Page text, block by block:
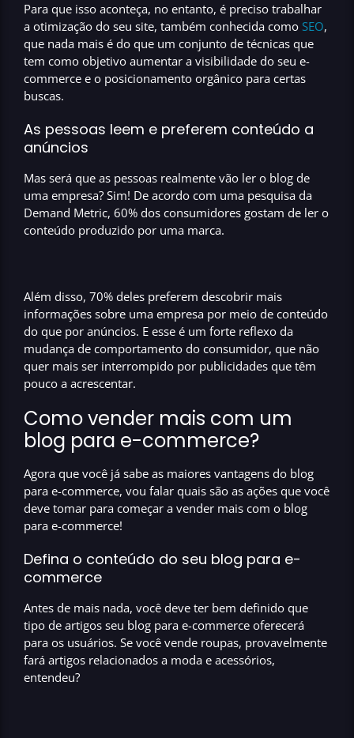
Para que isso aconteça, no entanto, é preciso trabalhar
a otimização do seu site, também conhecida como SEO,
que nada mais é do que um conjunto de técnicas que
tem como objetivo aumentar a visibilidade do seu e-
commerce e o posicionamento orgânico para certas
buscas.
As pessoas leem e preferem conteúdo a
anúncios
Mas será que as pessoas realmente vão ler o blog de
uma empresa? Sim! De acordo com uma pesquisa da
Demand Metric, 60% dos consumidores gostam de ler o
conteúdo produzido por uma marca.
Além disso, 70% deles preferem descobrir mais
informações sobre uma empresa por meio de conteúdo
do que por anúncios. E esse é um forte reflexo da
mudança de comportamento do consumidor, que não
quer mais ser interrompido por publicidades que têm
pouco a acrescentar.
Como vender mais com um
blog para e-commerce?
Agora que você já sabe as maiores vantagens do blog
para e-commerce, vou falar quais são as ações que você
deve tomar para começar a vender mais com o blog
para e-commerce!
Defina o conteúdo do seu blog para e-
commerce
Antes de mais nada, você deve ter bem definido que
tipo de artigos seu blog para e-commerce oferecerá
para os usuários. Se você vende roupas, provavelmente
fará artigos relacionados a moda e acessórios,
entendeu?